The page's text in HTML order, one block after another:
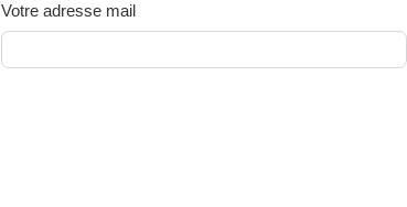
Votre adresse mail